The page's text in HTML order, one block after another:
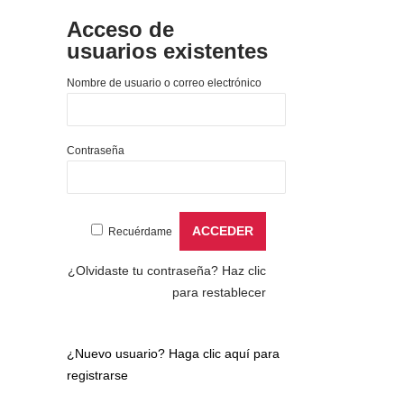
Acceso de
usuarios existentes
Nombre de usuario o correo electrónico
Contraseña
Recuérdame
¿Olvidaste tu contraseña? Haz clic
para restablecer
¿Nuevo usuario? Haga clic aquí para
registrarse